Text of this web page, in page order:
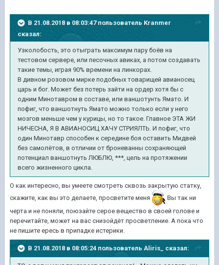
В 21.08.2018 в 08:03:47 пользователь Kranmer
сказал:
Узколобость, это отыграть максимум пару боёв на
тестовом сервере, или песочных авиках, а потом создавать
такие темы, играя 90% времени на линкорах.
В дивном розовом мирке подобных товарищей авианосец
царь и бог. Может без потерь зайти на ордер хотя бы с
одним Минотавром в составе, или ваншотунть Ямато. И
пофиг, что ваншотнуть Ямато можно только если у него
мозгов меньше чем у курицы, но то такое. Главное ЭТА ЖИ
НИЧЕСНА, Я В АВИАНОСИЦ ХАЧУ СТРИЯЛТЬ. И пофиг, что
один Минотавр способен к середине боя оставить Мидвей
без самолётов, в отличии от броневанны сохраняющей
потенциал ваншотнуть ЛЮБЛЮ, ***, цель на протяжении
всего жизненного цикла.
О как интересно, вы умеете смотреть сквозь закрытую статку,
скажите, как вы это делаете, просветите меня
Вы так ни
черта и не поняли, поюзайте серое вещество в своей голове и
перечитайте, может на вас снизойдёт просветление. А пока что
не пишите ересь в припадке истерики.
В 21.08.2018 в 08:05:24 пользователь Aliris_ сказал: